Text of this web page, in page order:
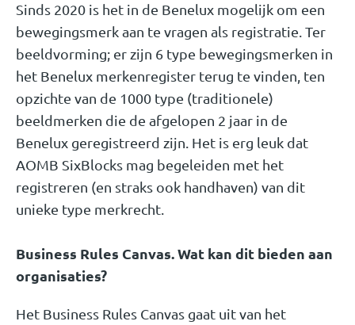
Sinds 2020 is het in de Benelux mogelijk om een
bewegingsmerk aan te vragen als registratie. Ter
beeldvorming; er zijn 6 type bewegingsmerken in
het Benelux merkenregister terug te vinden, ten
opzichte van de 1000 type (traditionele)
beeldmerken die de afgelopen 2 jaar in de
Benelux geregistreerd zijn. Het is erg leuk dat
AOMB SixBlocks mag begeleiden met het
registreren (en straks ook handhaven) van dit
unieke type merkrecht.
Business Rules Canvas. Wat kan dit bieden aan
organisaties?
Het Business Rules Canvas gaat uit van het